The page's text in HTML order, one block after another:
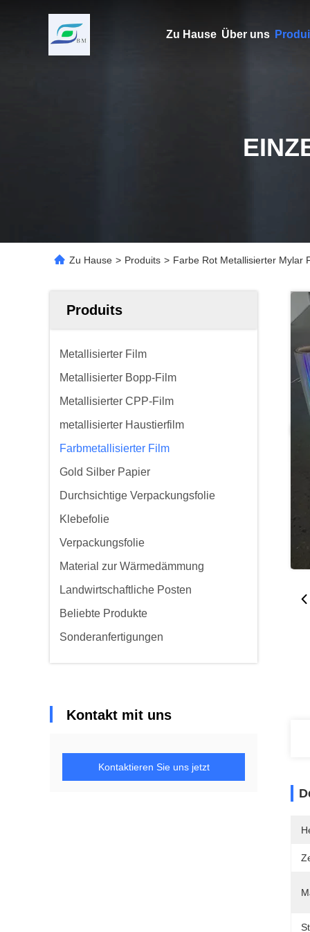
Zu Hause Über uns
Zu Hause > Produits > Farbe Rot Metallisierter Mylar
Produits
Metallisierter Film
Metallisierter Bopp-Film
Metallisierter CPP-Film
metallisierter Haustierfilm
Farbmetallisierter Film
Gold Silber Papier
Durchsichtige Verpackungsfolie
Klebefolie
Verpackungsfolie
Material zur Wärmedämmung
Landwirtschaftliche Posten
Beliebte Produkte
Sonderanfertigungen
Kontakt mit uns
Kontaktieren Sie uns jetzt